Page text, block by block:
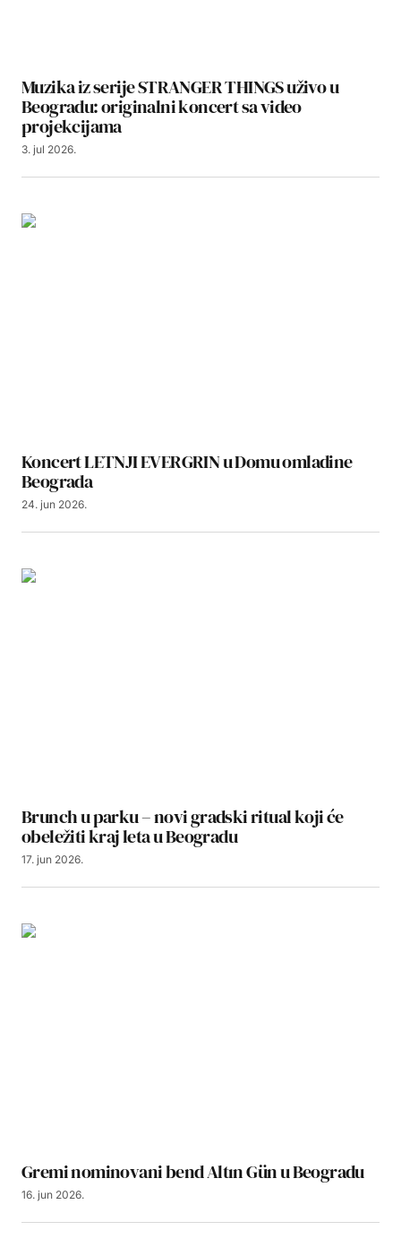
Muzika iz serije STRANGER THINGS uživo u
Beogradu: originalni koncert sa video
projekcijama
3. jul 2026.
Koncert LETNJI EVERGRIN u Domu omladine
Beograda
24. jun 2026.
Brunch u parku – novi gradski ritual koji će
obeležiti kraj leta u Beogradu
17. jun 2026.
Gremi nominovani bend Altın Gün u Beogradu
16. jun 2026.